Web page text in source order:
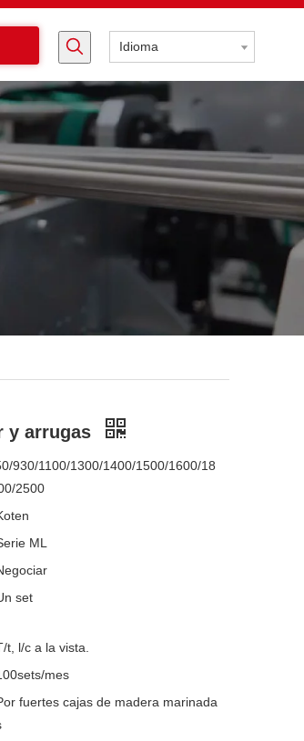
Idioma
y arrugas
930/1100/1300/1400/1500/1600/18
2500
ML
set
t, l/c a la vista.
mes
fuertes cajas de madera marinada